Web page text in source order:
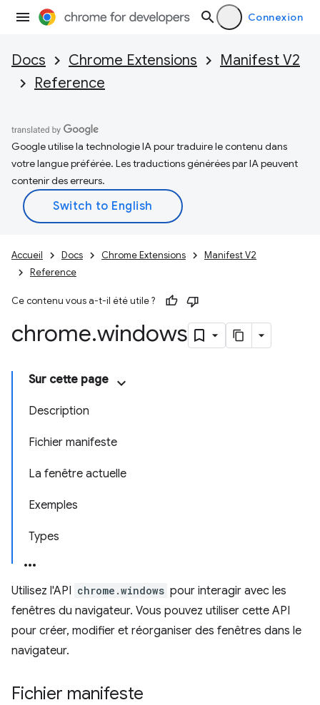
Connexion
Docs Chrome Extensions
Manifest V2
Reference
Google utilise la technologie IA pour traduire le contenu dans
votre langue préférée. Les traductions générées par IA peuvent
contenir des erreurs.
Accueil Docs Chrome Extensions
Manifest V2
Reference
Ce contenu vous a-t-il été utile ?
chrome.windows
Sur cette page
Description
Fichier manifeste
La fenêtre actuelle
Exemples
Types
Utilisez l'API chrome.windows pour interagir avec les
fenêtres du navigateur. Vous pouvez utiliser cette API
pour créer, modifier et réorganiser des fenêtres dans le
navigateur.
Fichier manifeste